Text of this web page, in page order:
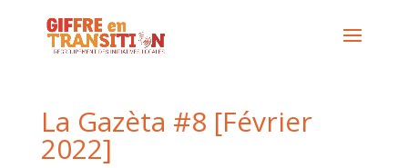
La Gazèta #8 [Février
2022]